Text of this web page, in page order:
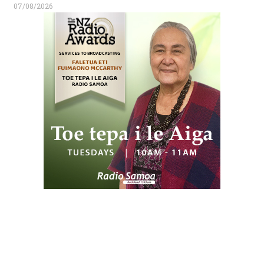
07/08/2026